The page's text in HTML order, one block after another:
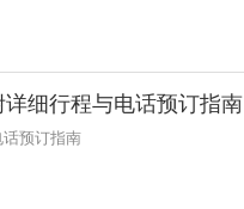
细行程与电话预订指南
预订指南